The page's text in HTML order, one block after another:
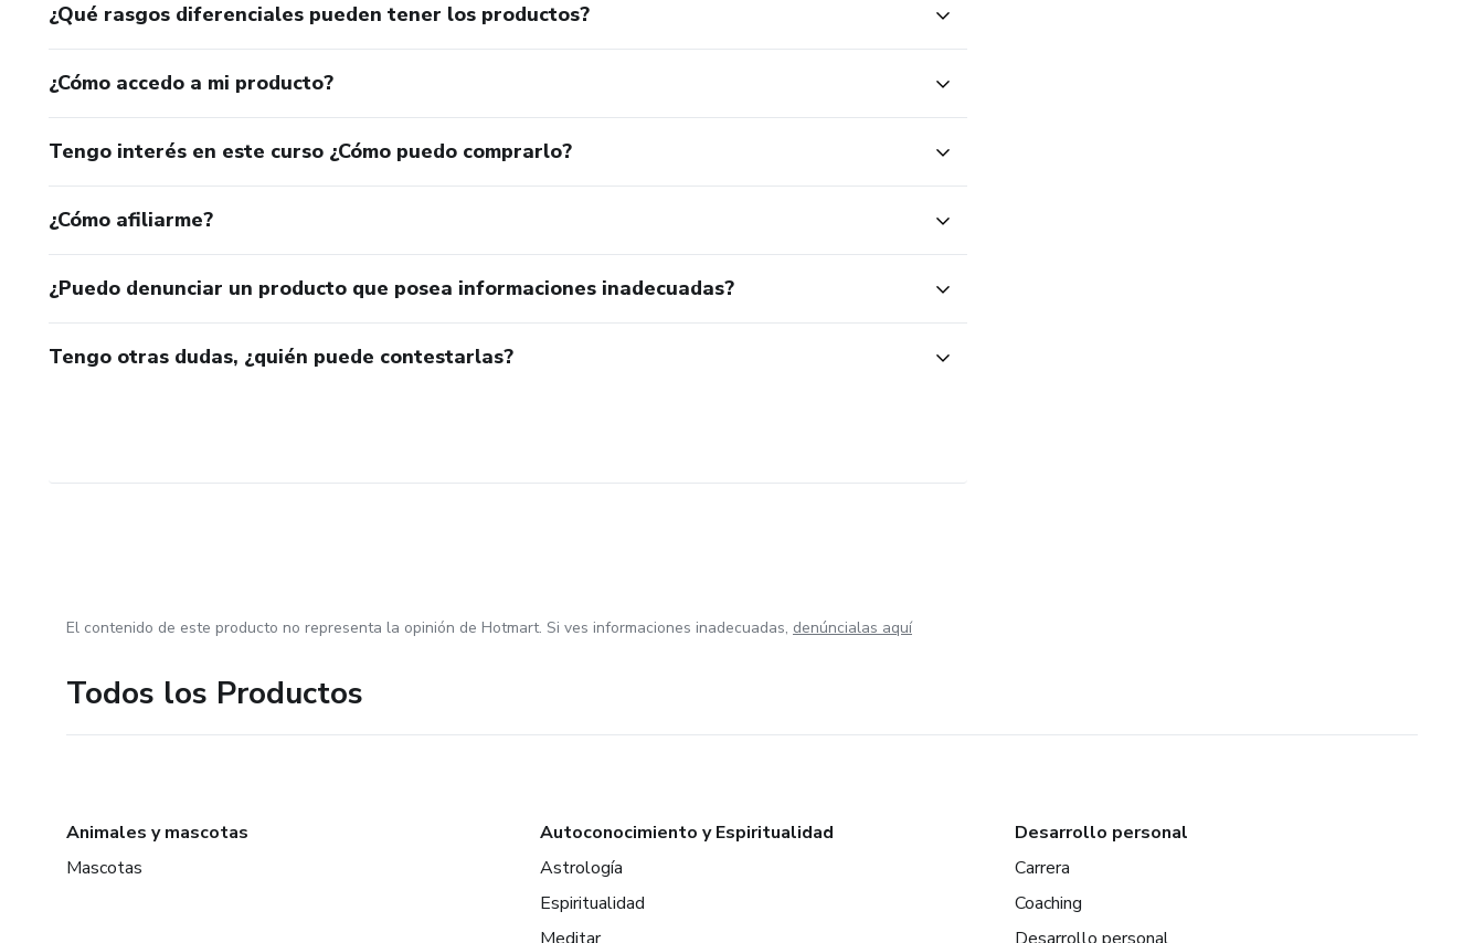
¿Qué rasgos diferenciales pueden tener los productos?
¿Cómo accedo a mi producto?
Tengo interés en este curso ¿Cómo puedo comprarlo?
¿Cómo afiliarme?
¿Puedo denunciar un producto que posea informaciones inadecuadas?
Tengo otras dudas, ¿quién puede contestarlas?
El contenido de este producto no representa la opinión de Hotmart. Si ves informaciones inadecuadas, denúncialas aquí
Todos los Productos
Animales y mascotas
Mascotas
Autoconocimiento y Espiritualidad
Astrología
Espiritualidad
Desarrollo personal
Carrera
Coaching